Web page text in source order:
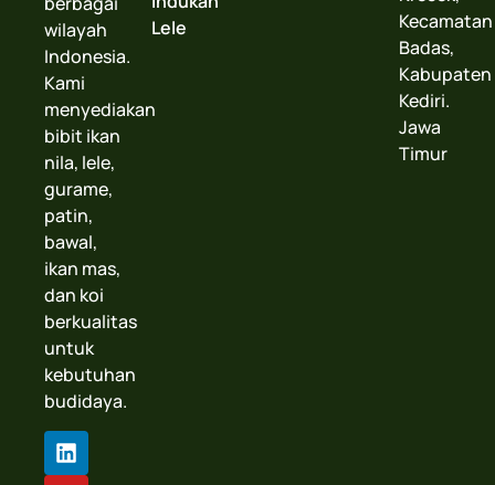
wilayah
Indonesia.
Kami
menyediakan
bibit ikan
nila, lele,
gurame,
patin,
bawal,
ikan mas,
dan koi
berkualitas
untuk
kebutuhan
budidaya.
Lele
Kecamatan
Badas,
Kabupaten
Kediri.
Jawa
Timur